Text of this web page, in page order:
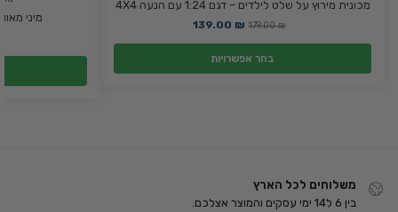
מכונית מירוץ על שלט לילדים – דגם 1:24 עם הנעה 4X4
179.00₪
139.00 ₪
בחר אפשרויות
מיני
משלוחים לכל הארץ
בין 6 ל14 ימי עסקים והמוצר אצלכם.